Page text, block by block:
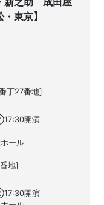
東京】
丁27番地]
開演
ール
地]
開演